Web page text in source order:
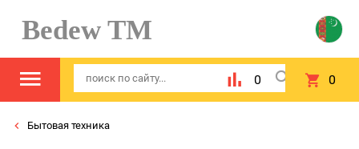
Bedew TM
0 0
Бытовая техника